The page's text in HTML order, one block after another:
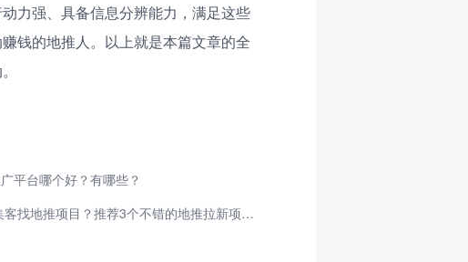
力强、具备信息分辨能力，满足这些
钱的地推人。以上就是本篇文章的全
平台哪个好？有哪些？
怎么在必集客找地推项目？推荐3个不错的地推拉新项目！